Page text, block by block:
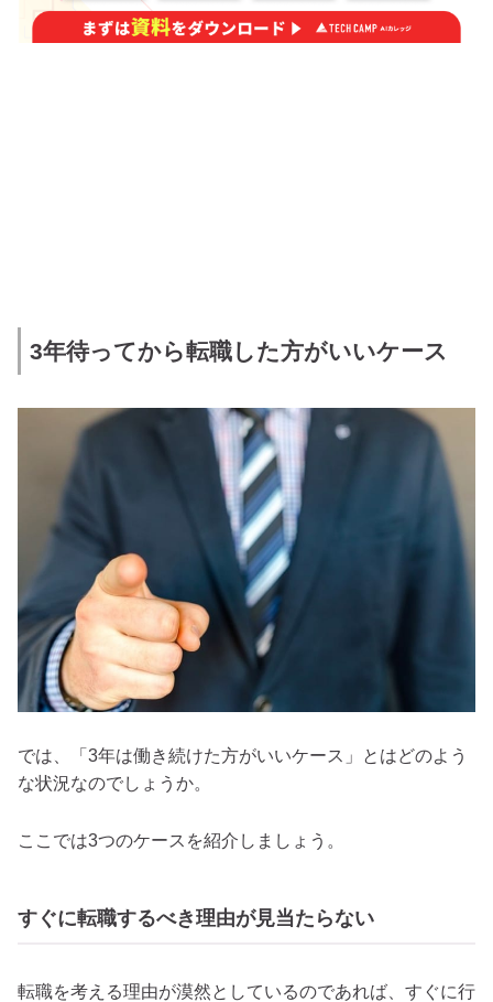
3年待ってから転職した方がいいケース
では、「3年は働き続けた方がいいケース」とはどのよう
な状況なのでしょうか。
ここでは3つのケースを紹介しましょう。
すぐに転職するべき理由が見当たらない
転職を考える理由が漠然としているのであれば、すぐに行